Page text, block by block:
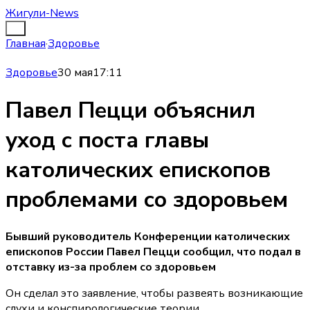
Жигули-News
Главная·Здоровье
Здоровье30 мая17:11
Павел Пецци объяснил
уход с поста главы
католических епископов
проблемами со здоровьем
Бывший руководитель Конференции католических
епископов России Павел Пецци сообщил, что подал в
отставку из-за проблем со здоровьем
Он сделал это заявление, чтобы развеять возникающие